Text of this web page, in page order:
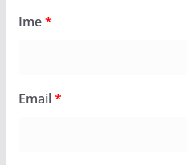
Ime*
Email*